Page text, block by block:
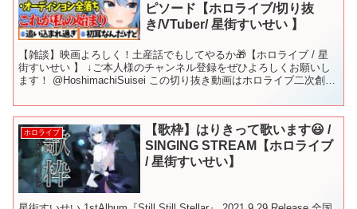
ピソード【ホロライブ/切り抜
き/VTuber/ 星街すいせい 】
【雑談】映画よろしく！土産話でもしてやるか🎁【ホロライブ / 星
街すいせい 】 ↓ご本人様のチャンネル登録をぜひよろしくお願いし
ます！ @HoshimachiSuisei この切り抜き動画はホロライブ二次創作
ホロライブ
【歌枠】はりきって歌います😃 /
SINGING STREAM【ホロライブ
/ 星街すいせい】